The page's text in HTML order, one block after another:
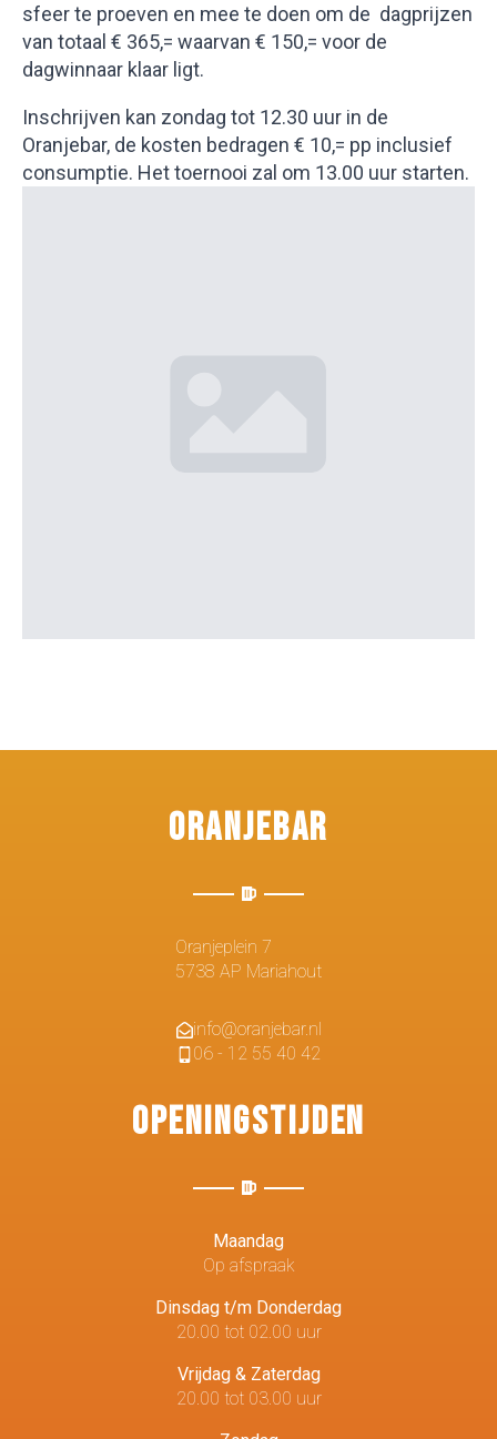
sfeer te proeven en mee te doen om de dagprijzen
van totaal € 365,= waarvan € 150,= voor de
dagwinnaar klaar ligt.
Inschrijven kan zondag tot 12.30 uur in de
Oranjebar, de kosten bedragen € 10,= pp inclusief
consumptie. Het toernooi zal om 13.00 uur starten.
Oranjebar
Oranjeplein 7
5738 AP Mariahout
info@oranjebar.nl
06 - 12 55 40 42
Openingstijden
Maandag
Op afspraak
Dinsdag t/m Donderdag
20.00 tot 02.00 uur
Vrijdag & Zaterdag
20.00 tot 03.00 uur